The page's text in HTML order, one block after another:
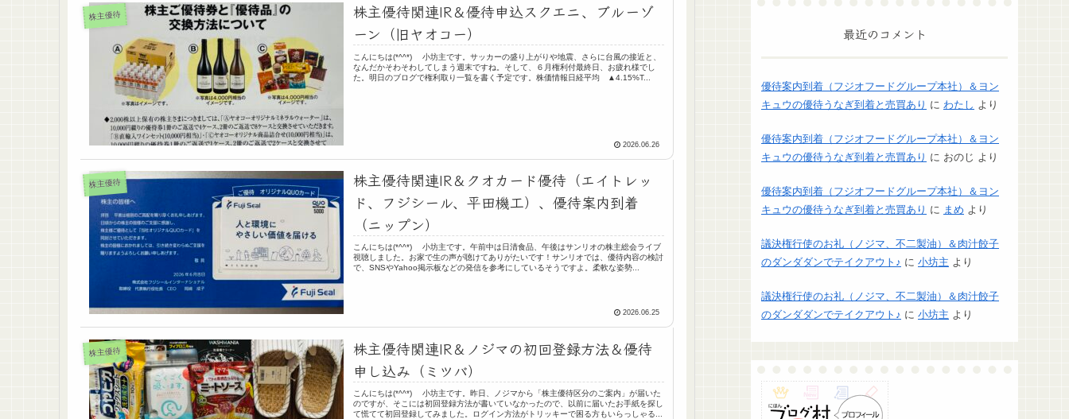
株主優待
株主優待関連IR＆優待申込スクエニ、ブルーゾ
ーン（旧ヤオコー）
こんにちは(*^^*) 小坊主です。サッカーの盛り上がりや地震、さらに台風の接近と、
なんだかそわそわしてしまう週末ですね。そして、６月権利付最終日、お疲れ様でし
た。明日のブログで権利取り一覧を書く予定です。株価情報日経平均 ▲4.15%T...
2026.06.26
株主優待
株主優待関連IR＆クオカード優待（エイトレッ
ド、フジシール、平田機工）、優待案内到着
（ニップン）
こんにちは(*^^*) 小坊主です。午前中は日清食品、午後はサンリオの株主総会ライブ
視聴しました。お家で生の声が聴けてありがたいです！サンリオでは、優待内容の検討
で、SNSやYahoo掲示板などの発信を参考にしているそうですよ。柔軟な姿勢...
2026.06.25
株主優待
株主優待関連IR＆ノジマの初回登録方法＆優待
申し込み（ミツバ）
こんにちは(*^^*) 小坊主です。昨日、ノジマから「株主優待区分のご案内」が届いた
のですが、そこには初回登録方法が書いていなかったので、以前に届いたお手紙を探し
て慌てて初回登録してみました。ログイン方法がトリッキーで困る方もいらっしゃる...
最近のコメント
優待案内到着（フジオフードグループ本社）＆ヨン
キュウの優待うなぎ到着と売買あり に わたし より
優待案内到着（フジオフードグループ本社）＆ヨン
キュウの優待うなぎ到着と売買あり に おのじ より
優待案内到着（フジオフードグループ本社）＆ヨン
キュウの優待うなぎ到着と売買あり に まめ より
議決権行使のお礼（ノジマ、不二製油）＆肉汁餃子
のダンダダンでテイクアウト♪ に 小坊主 より
議決権行使のお礼（ノジマ、不二製油）＆肉汁餃子
のダンダダンでテイクアウト♪ に 小坊主 より